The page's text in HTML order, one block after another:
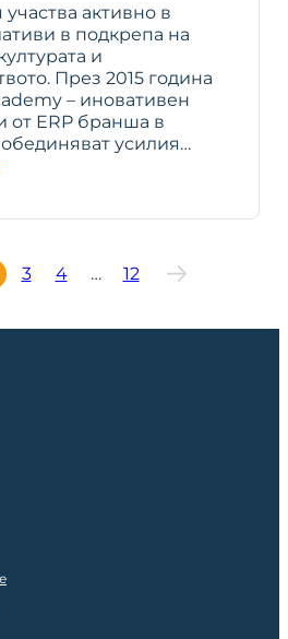
активно в
в подкрепа на
и
През 2015 година
– иновативен
от ERP бранша в
усилия…
3 4 … 12